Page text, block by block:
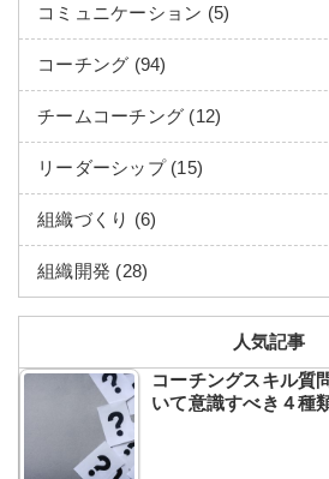
コミュニケーション (5)
コーチング (94)
チームコーチング (12)
リーダーシップ (15)
組織づくり (6)
組織開発 (28)
人気記事
コーチングスキル
いて意識すべき４種